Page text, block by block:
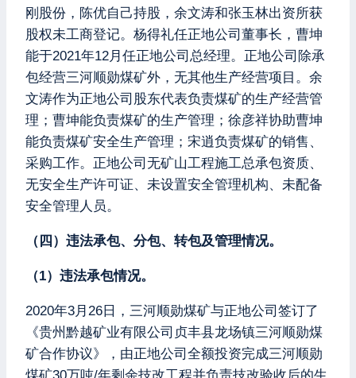
刚股份，陈优自己持股，余文涛和张玉林出资所获
股权未工商登记。杨得礼任正地公司董事长，曹坤
能于2021年12月任正地公司总经理。正地公司除承
包经营三河顺勋煤矿外，无其他生产经营项目。余
文涛作为正地公司股东代表负责煤矿的生产经营管
理；曹坤能负责煤矿的生产管理；徐彦祥协助曹坤
能负责煤矿安全生产管理；宋逍负责煤矿的销售、
采购工作。正地公司无矿山工程施工总承包资质、
无安全生产许可证、未设置安全管理机构、未配备
安全管理人员。
（四）违法承包、分包、转包及管理情况。
（1）违法承包情况。
2020年3月26日，三河顺勋煤矿与正地公司签订了
《贵州黔越矿业有限公司贞丰县龙场镇三河顺勋煤
矿合作协议》，由正地公司全额投资完成三河顺勋
煤矿30万吨/年剩余技改工程并负责技改验收后的生